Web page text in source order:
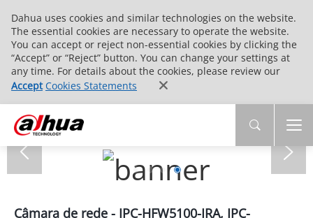
Dahua uses cookies and similar technologies on the website.
The essential cookies are necessary to operate the website.
You can accept or reject non-essential cookies by clicking the
“Accept” or “Reject” button. You can change your settings at
any time. For details about the cookies, please review our
Accept Cookies Statements
Câmara de rede - IPC-HFW5100-IRA, IPC-